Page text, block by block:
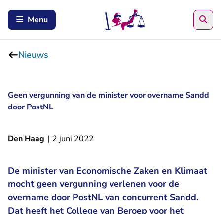
Menu
Nieuws
Geen vergunning van de minister voor overname Sandd
door PostNL
Den Haag | 2 juni 2022
De minister van Economische Zaken en Klimaat
mocht geen vergunning verlenen voor de
overname door PostNL van concurrent Sandd.
Dat heeft het College van Beroep voor het